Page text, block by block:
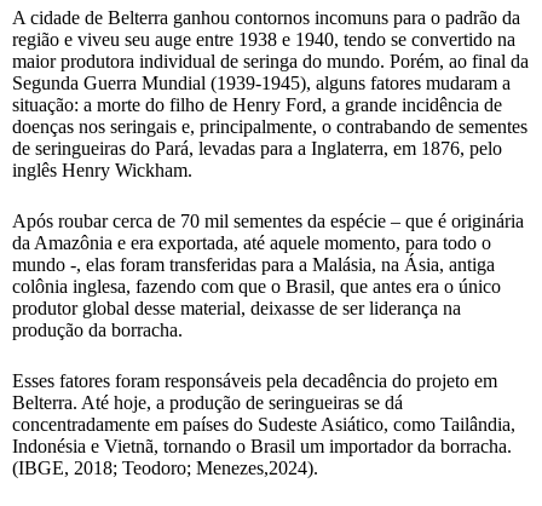
A cidade de Belterra ganhou contornos incomuns para o padrão da
região e viveu seu auge entre 1938 e 1940, tendo se convertido na
maior produtora individual de seringa do mundo. Porém, ao final da
Segunda Guerra Mundial (1939-1945), alguns fatores mudaram a
situação: a morte do filho de Henry Ford, a grande incidência de
doenças nos seringais e, principalmente, o contrabando de sementes
de seringueiras do Pará, levadas para a Inglaterra, em 1876, pelo
inglês Henry Wickham.
Após roubar cerca de 70 mil sementes da espécie – que é originária
da Amazônia e era exportada, até aquele momento, para todo o
mundo -, elas foram transferidas para a Malásia, na Ásia, antiga
colônia inglesa, fazendo com que o Brasil, que antes era o único
produtor global desse material, deixasse de ser liderança na
produção da borracha.
Esses fatores foram responsáveis pela decadência do projeto em
Belterra. Até hoje, a produção de seringueiras se dá
concentradamente em países do Sudeste Asiático, como Tailândia,
Indonésia e Vietnã, tornando o Brasil um importador da borracha.
(IBGE, 2018; Teodoro; Menezes,2024).